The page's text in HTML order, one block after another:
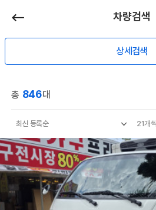
상세검색
차량검색
총 846대